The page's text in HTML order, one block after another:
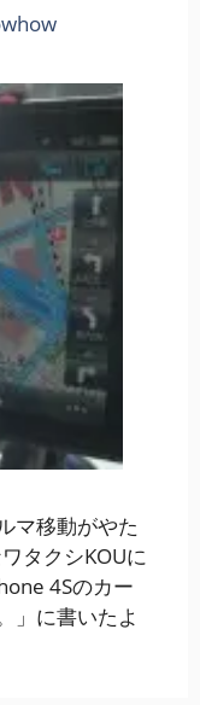
マ移動がやた
タクシKOUに
4Sのカー
」に書いたよ